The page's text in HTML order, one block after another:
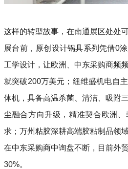
这样的转型故事，在南通展区处处
展台前，原创设计锅具系列凭借0
工学设计，让欧洲、中东采购商频
就突破200万美元；纽维盛机电自
体机，具备高温杀菌、清洁、吸附
尘融合方向升级，精准契合欧洲
求；万州粘胶深耕高端胶粘制品领
在中东采购商中询盘不断，目前外
30%。